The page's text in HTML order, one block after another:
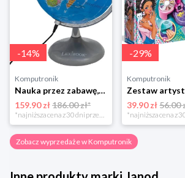
-14%
Komputronik
Nauka przez zabawę,zabawka edukacyjna,zabawka interaktywna Lexibook Globus Świecący Dzienny i Nocny PL LEXIBOOK
159.90 zł186.00 zł*
*najniższa cena z 30 dni przed obniżką
-29%
Komputronik
39.90 zł 56.00
Zobacz wyprzedaże w Komputronik